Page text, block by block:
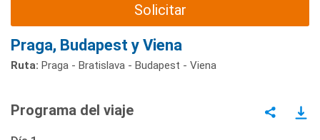
Solicitar
Praga, Budapest y Viena
Ruta: Praga - Bratislava - Budapest - Viena
Programa del viaje